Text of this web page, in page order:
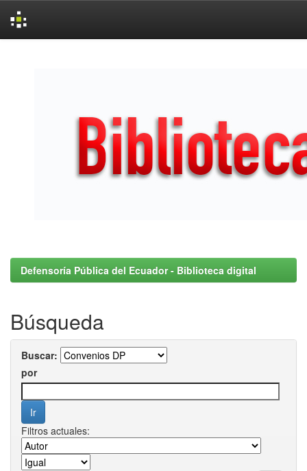
Defensoría Pública del Ecuador - Biblioteca digital
Búsqueda
Buscar:
por
Filtros actuales: